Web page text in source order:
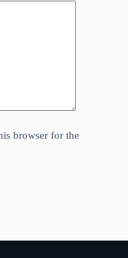
browser for the